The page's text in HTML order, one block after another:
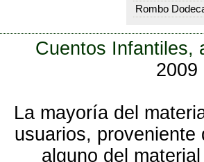
Rombo
Cuentos Infantiles,
2009
La mayoría del
usuarios,
alguno del